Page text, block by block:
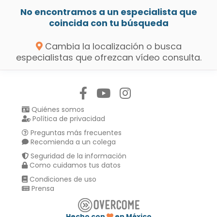
No encontramos a un especialista que
coincida con tu búsqueda
Cambia la localización o busca
especialistas que ofrezcan vídeo consulta.
Quiénes somos
Política de privacidad
Preguntas más frecuentes
Recomienda a un colega
Seguridad de la información
Como cuidamos tus datos
Condiciones de uso
Prensa